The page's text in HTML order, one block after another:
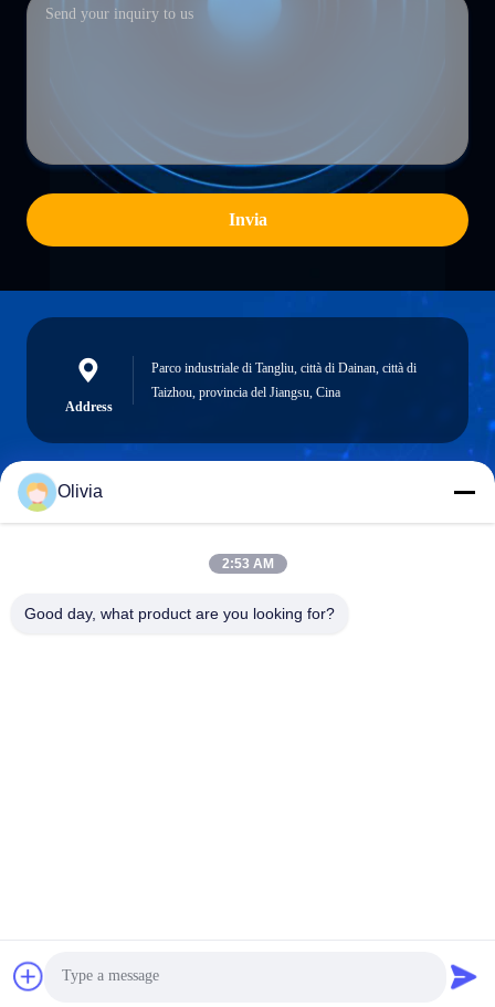
Ottenga il migliore prezzo
Invia
Address
Parco industriale di Tangliu, città di Dainan, città di
Taizhou, provincia del Jiangsu, Cina
info@longlivedmetal.com
Olivia
2:53 AM
Good day, what product are you looking for?